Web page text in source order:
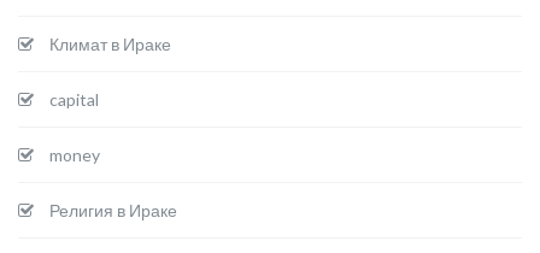
Климат в Ираке
capital
money
Религия в Ираке